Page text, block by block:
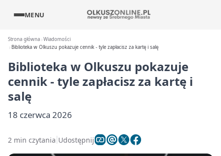
MENU
Strona główna Wiadomości
Biblioteka w Olkuszu pokazuje cennik - tyle zapłacisz za kartę i salę
Biblioteka w Olkuszu pokazuje
cennik - tyle zapłacisz za kartę i
salę
18 czerwca 2026
2 min czytania Udostępnij